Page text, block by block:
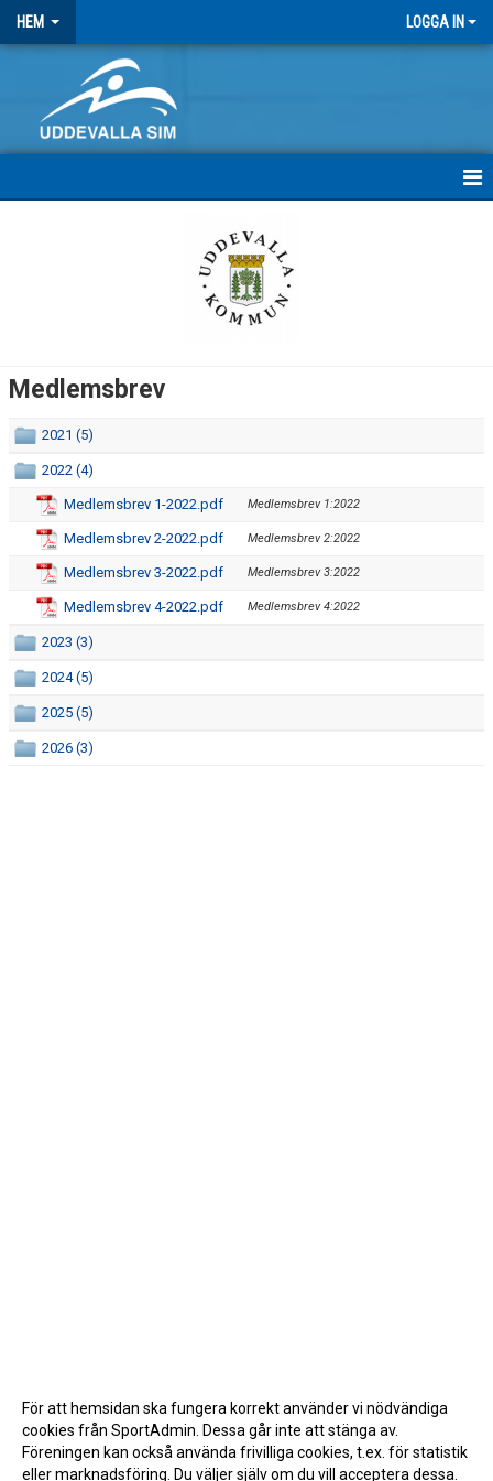
HEM LOGGA IN
KALENDER
SIMPOLARE
SIMSHOP
LANDBADET
Medlemsbrev
2021 (5)
2022 (4)
Medlemsbrev 1-2022.pdf Medlemsbrev 1:2022
Medlemsbrev 2-2022.pdf Medlemsbrev 2:2022
Medlemsbrev 3-2022.pdf Medlemsbrev 3:2022
Medlemsbrev 4-2022.pdf Medlemsbrev 4:2022
2023 (3)
2024 (5)
2025 (5)
2026 (3)
För att hemsidan ska fungera korrekt använder vi nödvändiga
cookies från SportAdmin. Dessa går inte att stänga av.
Föreningen kan också använda frivilliga cookies, t.ex. för statistik
eller marknadsföring. Du väljer själv om du vill acceptera dessa.